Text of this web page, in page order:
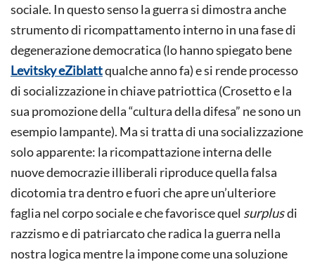
sociale. In questo senso la guerra si dimostra anche
strumento di ricompattamento interno in una fase di
degenerazione democratica (lo hanno spiegato bene
Levitsky eZiblattqualche anno fa) e si rende processo
di socializzazione in chiave patriottica (Crosetto e la
sua promozione della “cultura della difesa” ne sono un
esempio lampante). Ma si tratta di una socializzazione
solo apparente: la ricompattazione interna delle
nuove democrazie illiberali riproduce quella falsa
dicotomia tra dentro e fuori che apre un’ulteriore
faglia nel corpo sociale e che favorisce quel surplusdi
razzismo e di patriarcato che radica la guerra nella
nostra logica mentre la impone come una soluzione